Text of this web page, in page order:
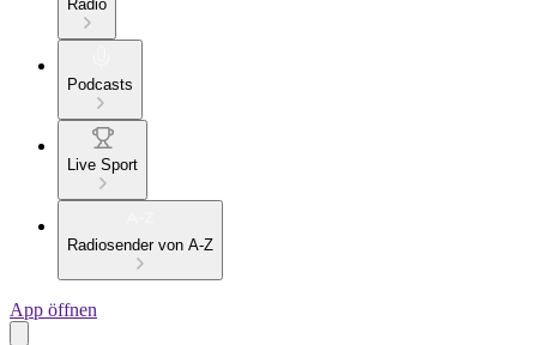
Radio
Podcasts
Live Sport
Radiosender von A-Z
App öffnen